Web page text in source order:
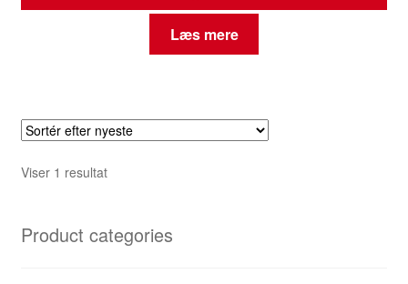
Læs mere
Viser 1 resultat
Product categories